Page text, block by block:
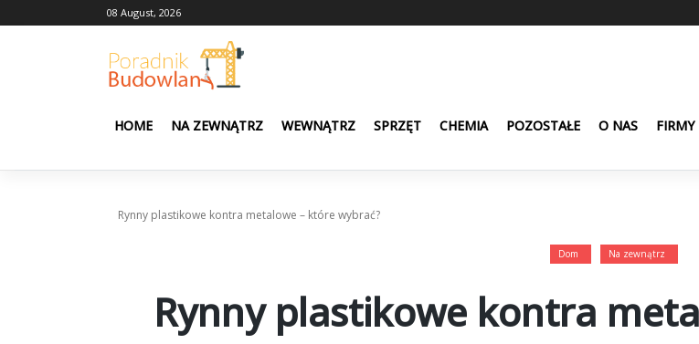
to
08 August, 2026
HOME NA ZEWNĄTRZ WEWNĄTRZ SPRZĘT CHEMIA POZOSTAŁE O NAS FIRMY
Rynny plastikowe kontra metalowe – które wybrać?
Dom Na zewnątrz
Rynny plastikowe kontra